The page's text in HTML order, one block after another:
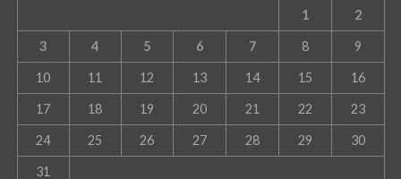
1 2
3 4 5 6 7 8 9
10 11 12 13 14 15 16
17 18 19 20 21 22 23
24 25 26 27 28 29 30
31